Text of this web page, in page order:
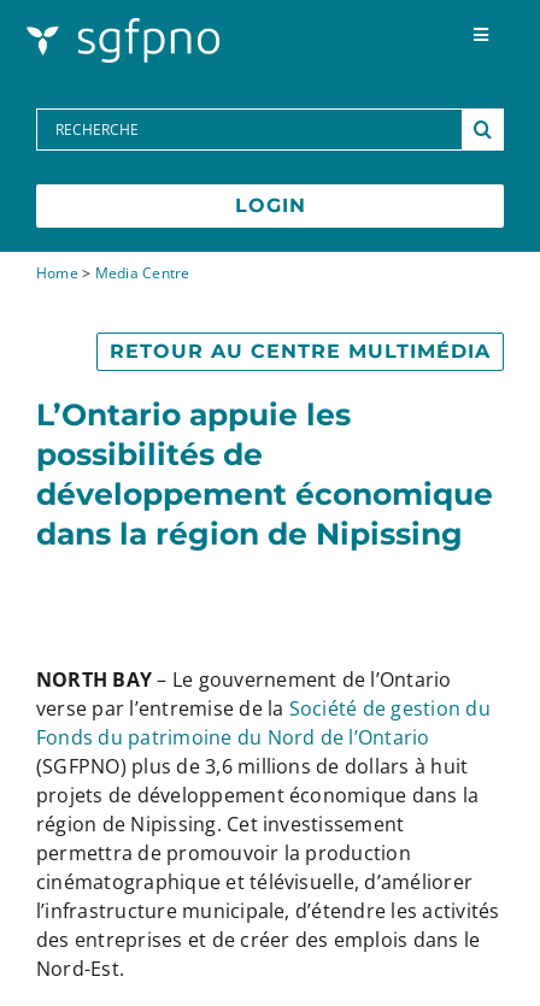
Toggle
FAQs
Contactez-nous
Search
for:
LOGIN
Home> Media Centre
L’Ontario appuie les
possibilités de
développement économique
dans la région de Nipissing
RETOUR AU CENTRE MULTIMÉDIA
NORTH BAY– Le gouvernement de l’Ontario
verse par l’entremise de la Société de gestion du
Fonds du patrimoine du Nord de l’Ontario
(SGFPNO) plus de 3,6 millions de dollars à huit
projets de développement économique dans la
région de Nipissing. Cet investissement
permettra de promouvoir la production
cinématographique et télévisuelle, d’améliorer
l’infrastructure municipale, d’étendre les activités
des entreprises et de créer des emplois dans le
Nord-Est.